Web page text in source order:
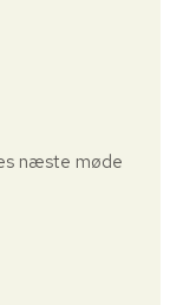
næste møde